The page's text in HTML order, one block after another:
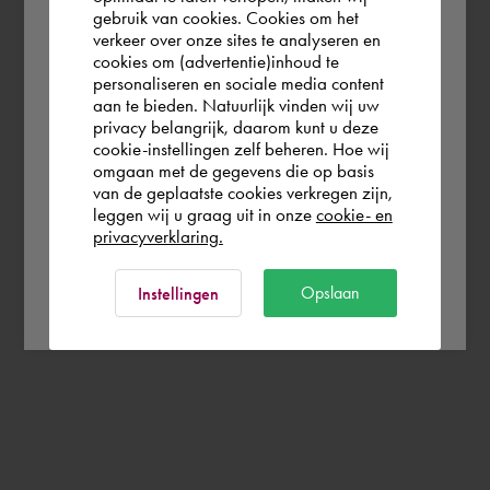
the world. Please confirm in which country
you wish to shop.
Nederland
Rest of the world
gebruik van cookies. Cookies om het
verkeer over onze sites te analyseren en
cookies om (advertentie)inhoud te
personaliseren en sociale media content
aan te bieden. Natuurlijk vinden wij uw
privacy belangrijk, daarom kunt u deze
cookie-instellingen zelf beheren. Hoe wij
omgaan met de gegevens die op basis
van de geplaatste cookies verkregen zijn,
leggen wij u graag uit in onze cookie- en
privacyverklaring.
Instellingen Opslaan